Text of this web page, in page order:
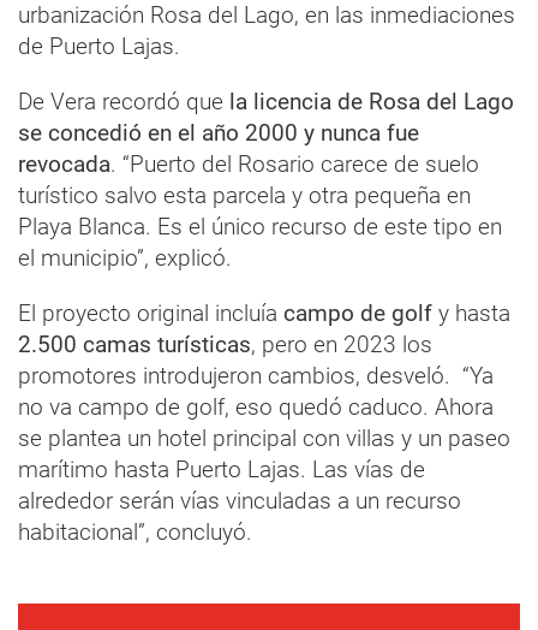
urbanización Rosa del Lago, en las inmediaciones
de Puerto Lajas.
De Vera recordó que la licencia de Rosa del Lago
se concedió en el año 2000 y nunca fue
revocada. “Puerto del Rosario carece de suelo
turístico salvo esta parcela y otra pequeña en
Playa Blanca. Es el único recurso de este tipo en
el municipio”, explicó.
El proyecto original incluía campo de golf y hasta
2.500 camas turísticas, pero en 2023 los
promotores introdujeron cambios, desveló. “Ya
no va campo de golf, eso quedó caduco. Ahora
se plantea un hotel principal con villas y un paseo
marítimo hasta Puerto Lajas. Las vías de
alrededor serán vías vinculadas a un recurso
habitacional”, concluyó.